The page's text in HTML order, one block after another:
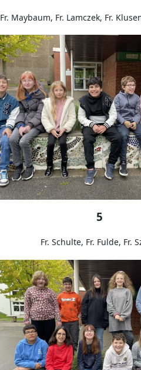
Fr. Maybaum, Fr. Lamczek, Fr.
5
Fr. Schulte, Fr. Fulde, Fr.